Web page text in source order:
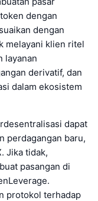
dengan
dengan
melayani klien ritel
layanan
derivatif, dan
dalam ekosistem
dapat
perdagangan baru,
Jika tidak,
pasangan di
protokol terhadap